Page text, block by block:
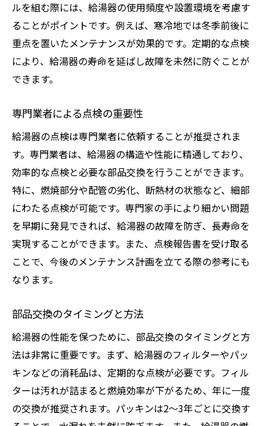
ルを組む際には、給湯器の使用頻度や設置環境を考慮す
ることがポイントです。例えば、寒冷地では冬季前後に
重点を置いたメンテナンスが効果的です。定期的な点検
により、給湯器の寿命を延ばし故障を未然に防ぐことが
できます。
専門業者による点検の重要性
給湯器の点検は専門業者に依頼することが推奨されま
す。専門業者は、給湯器の構造や性能に精通しており、
効率的な点検と必要な部品交換を行うことができます。
特に、燃焼部分や配管の劣化、断熱材の状態など、細部
にわたる点検が可能です。専門家の手により細かい問題
を早期に発見できれば、給湯器の故障を防ぎ、長寿命を
実現することができます。また、点検報告書を受け取る
ことで、今後のメンテナンス計画を立てる際の参考にも
なります。
部品交換のタイミングと方法
給湯器の性能を保つために、部品交換のタイミングと方
法は非常に重要です。まず、給湯器のフィルターやパッ
キンなどの消耗品は、定期的な点検が必要です。フィル
ターは汚れが詰まると燃焼効率が下がるため、年に一度
の交換が推奨されます。パッキンは2〜3年ごとに交換す